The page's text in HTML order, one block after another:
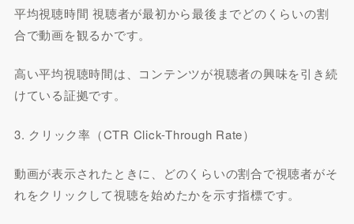
平均視聴時間 視聴者が最初から最後までどのくらいの割
合で動画を観るかです。
高い平均視聴時間は、コンテンツが視聴者の興味を引き続
けている証拠です。
3. クリック率（CTR Click-Through Rate）
動画が表示されたときに、どのくらいの割合で視聴者がそ
れをクリックして視聴を始めたかを示す指標です。